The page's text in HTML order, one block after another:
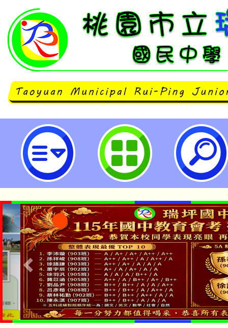
內政部檢送修正之「114年反詐宣
表」-桃園市立瑞坪國民中學
「2026金融保險知識
車」活動
桃園市115學年度學生